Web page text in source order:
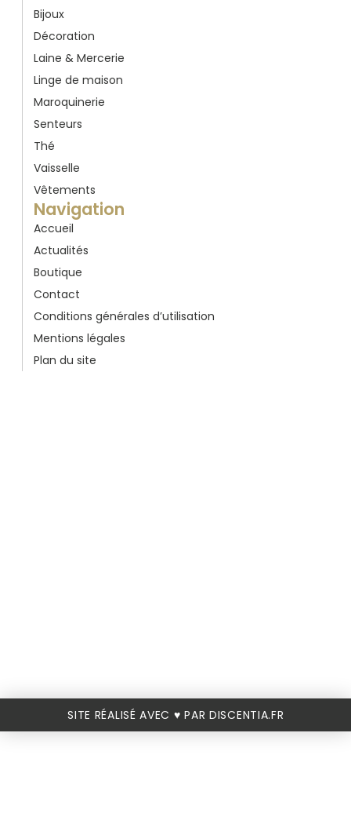
Bijoux
Décoration
Laine & Mercerie
Linge de maison
Maroquinerie
Senteurs
Thé
Vaisselle
Vêtements
Navigation
Accueil
Actualités
Boutique
Contact
Conditions générales d’utilisation
Mentions légales
Plan du site
SITE RÉALISÉ AVEC ♥️ PAR DISCENTIA.FR